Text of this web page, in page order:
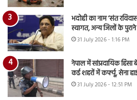
भदोही का नाम ‘संत
स्वागत, अन्य जिलों के
31 July 2026 - 1:16 PM
नेपाल में सांप्रदायिक
कई शहरों में कर्फ्यू, सेना
31 July 2026 - 12:51 PM